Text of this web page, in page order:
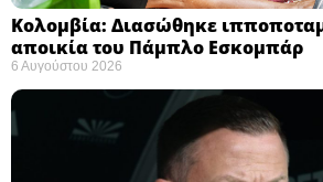
Κολομβία: Διασώθηκε
αποικία του Πάμπλο Εσκομπάρ ​
6 Αυγούστου 2026